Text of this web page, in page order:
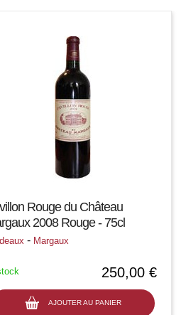
Rouge du Château
2008 Rouge - 75cl
- Margaux
250,00 €
AJOUTER AU PANIER